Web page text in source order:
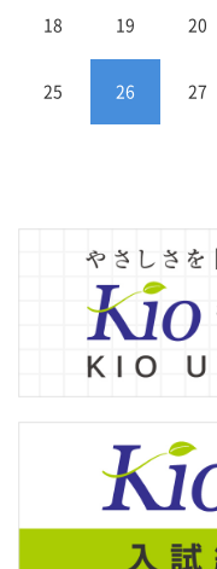
18 19 20
25 26 27